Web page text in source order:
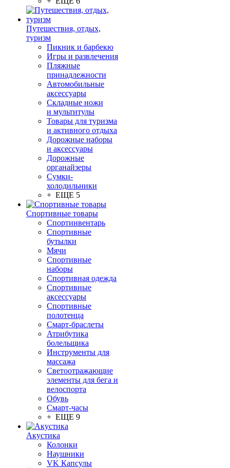
Путешествия, отдых,
туризм
Пикник и барбекю
Игры и развлечения
Пляжные
принадлежности
Автомобильные
аксессуары
Складные ножи
и мультитулы
Товары для туризма
и активного отдыха
Дорожные наборы
и аксессуары
Дорожные
органайзеры
Сумки-
холодильники
+ ЕЩЕ 5
Спортивные товары
Спортинвентарь
Спортивные
бутылки
Мячи
Спортивные
наборы
Спортивная одежда
Спортивные
аксессуары
Спортивные
полотенца
Смарт-браслеты
Атрибутика
болельщика
Инструменты для
массажа
Светоотражающие
элементы для бега и
велоспорта
Обувь
Смарт-часы
+ ЕЩЕ 9
Акустика
Колонки
Наушники
VK Капсулы